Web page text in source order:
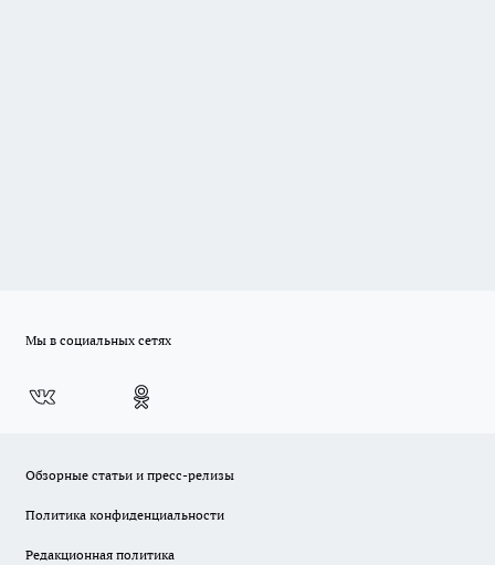
Мы в социальных сетях
Обзорные статьи и пресс-релизы
Политика конфиденциальности
Редакционная политика